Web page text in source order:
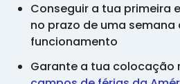
Conseguir a tua primeira
no prazo de uma
funcionamento
Garante a tua colocação